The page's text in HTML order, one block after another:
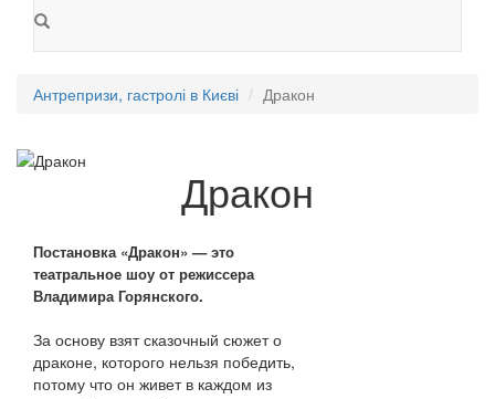
Антрепризи, гастролі в Києві Дракон
Дракон
Постановка «Дракон» — это
театральное шоу от режиссера
Владимира Горянского.
За основу взят сказочный сюжет о
драконе, которого нельзя победить,
потому что он живет в каждом из